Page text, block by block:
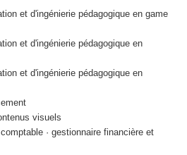
et d'ingénierie pédagogique en game
et d'ingénierie pédagogique en
et d'ingénierie pédagogique en
visuels
· gestionnaire financière et